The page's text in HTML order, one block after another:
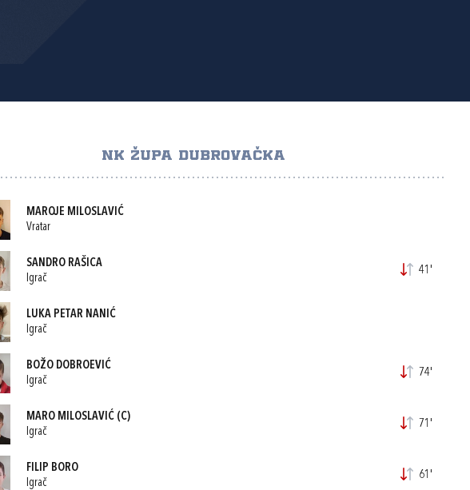
NK ŽUPA DUBROVAČKA
MAROJE MILOSLAVIĆ
Vratar
SANDRO RAŠICA
Igrač
41'
LUKA PETAR NANIĆ
Igrač
BOŽO DOBROEVIĆ
Igrač
74'
MARO MILOSLAVIĆ(C)
Igrač
71'
FILIP BORO
Igrač
61'